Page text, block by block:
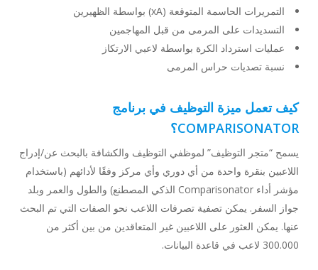
التمريرات الحاسمة المتوقعة (xA) بواسطة الظهيرين
التسديدات على المرمى من قبل المهاجمين
عمليات استرداد الكرة بواسطة لاعبي الارتكاز
نسبة تصديات حراس المرمى
كيف تعمل ميزة التوظيف في برنامج
COMPARISONATOR؟
يسمح “متجر التوظيف” لموظفي التوظيف والكشافة بالبحث عن/إدراج
اللاعبين بنقرة واحدة من أي دوري وأي مركز وفقًا لأدائهم (باستخدام
مؤشر أداء Comparisonator الذكي المصطنع) والطول والعمر وبلد
جواز السفر. يمكن تصفية تصرفات اللاعب نحو الصفات التي تم البحث
عنها. يمكن العثور على اللاعبين غير المتعاقدين من بين أكثر من
300.000 لاعب في قاعدة البيانات.